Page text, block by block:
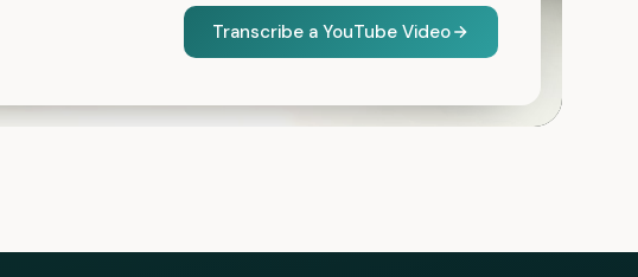
Transcribe a YouTube Video